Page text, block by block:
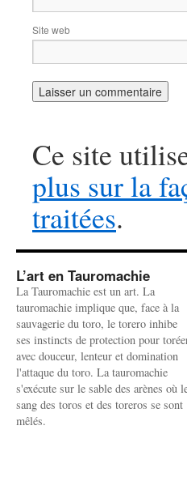
Site web
Ce site
plus sur la
traitées.
L’art en Tauromachie
La Tauromachie est un art. La
tauromachie implique que, face à la
sauvagerie du toro, le torero inhibe
ses instincts de protection pour
avec douceur, lenteur et domination
l'attaque du toro. La tauromachie
s'exécute sur le sable des arènes où
sang des toros et des toreros se sont
mêlés.